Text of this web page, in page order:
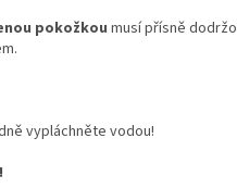
pokožkou musí přísně
vypláchněte vodou!